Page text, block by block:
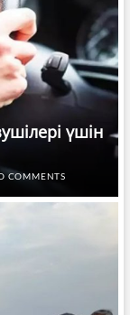
үшін
COMMENTS